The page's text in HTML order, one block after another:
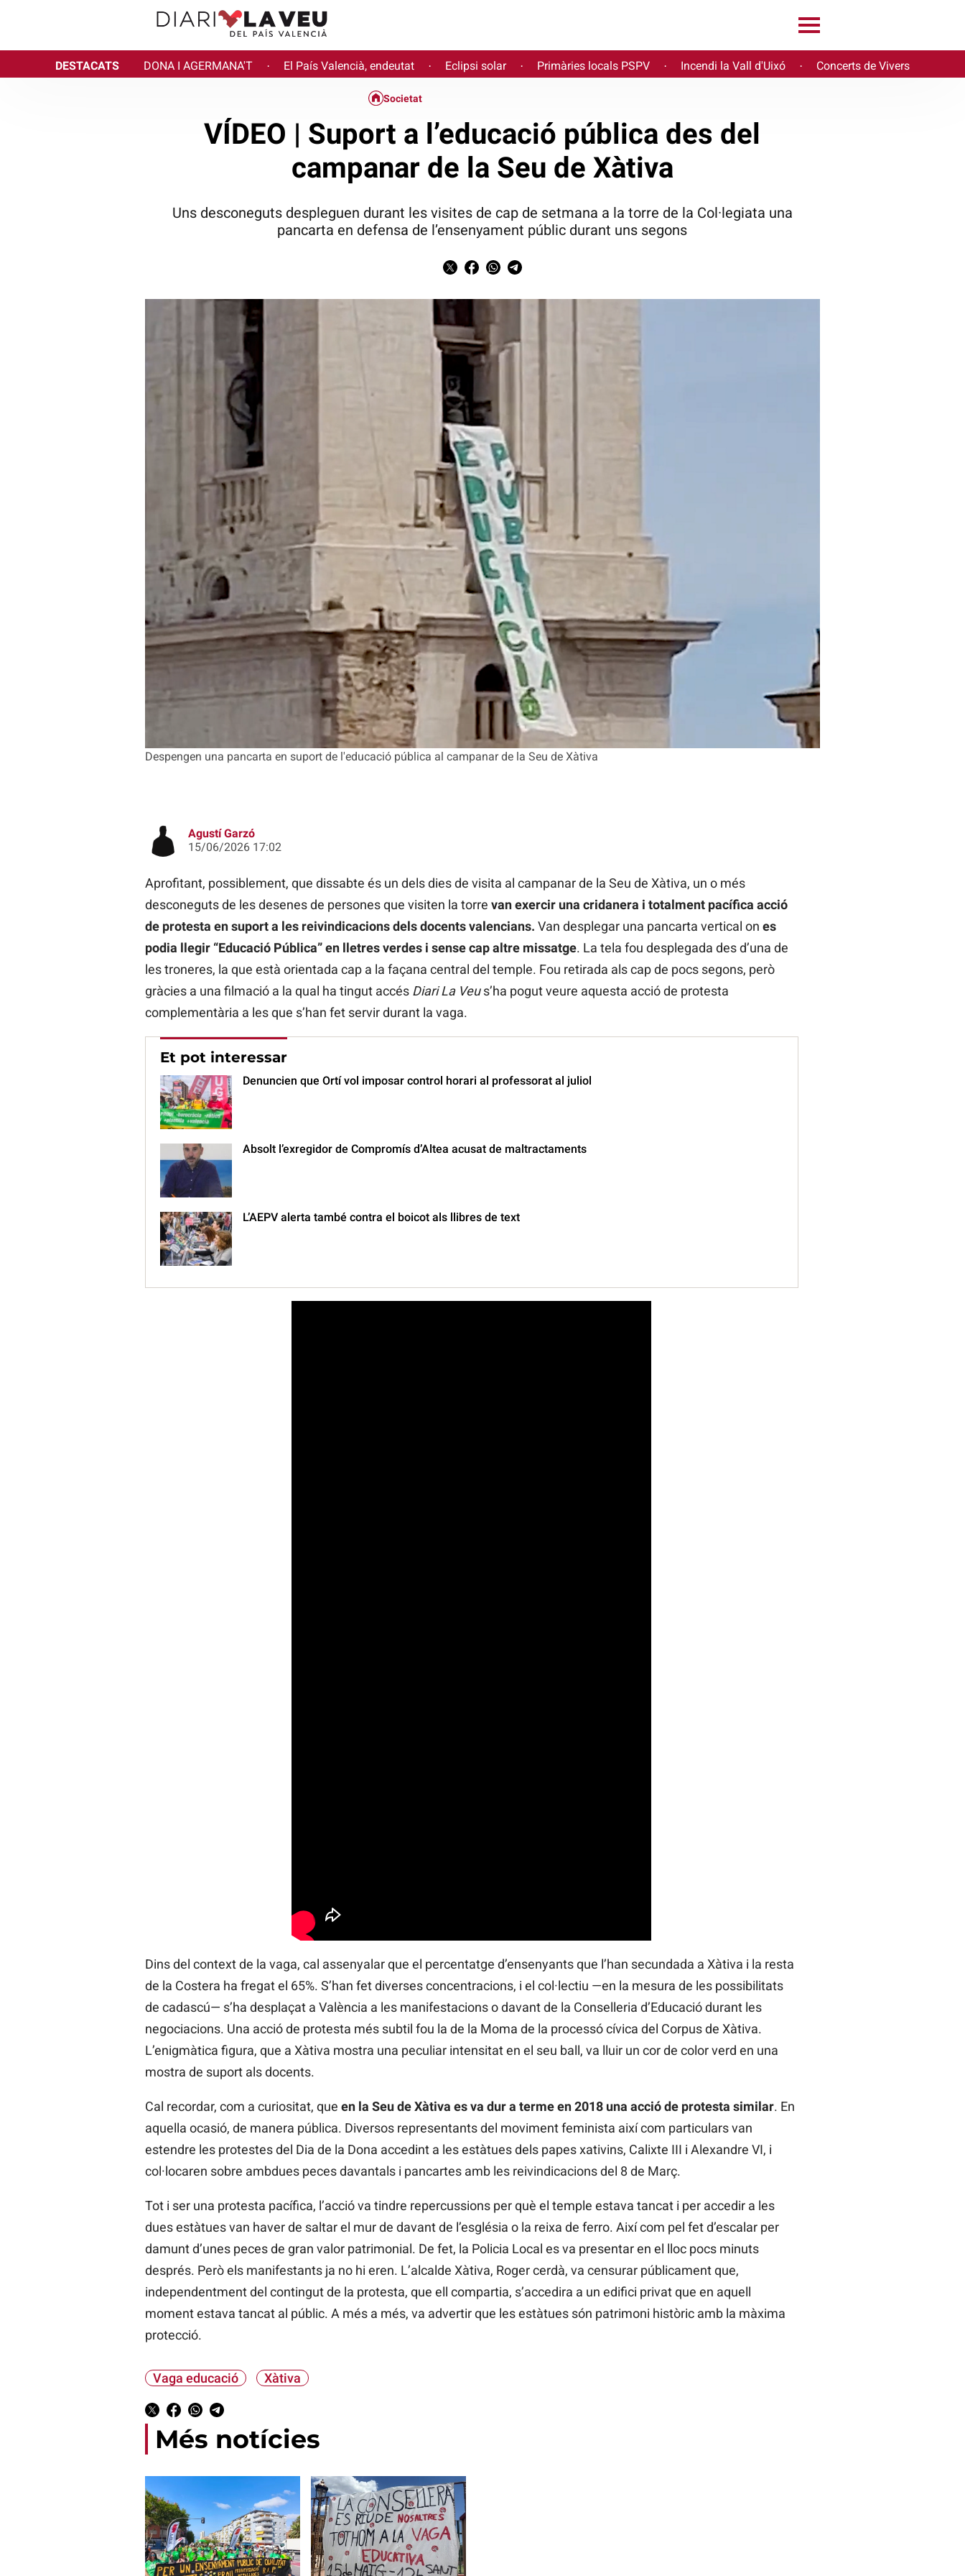
DESTACATS DONA I AGERMANA'T · El País Valencià, endeutat · Eclipsi solar · Primàries locals PSPV · Incendi la Vall d'Uixó · Concerts de Vivers
Despengen una pancarta en suport de l'educació pública al campanar de la Seu de Xàtiva
Societat
VÍDEO | Suport a l’educació pública des del
campanar de la Seu de Xàtiva
Uns desconeguts despleguen durant les visites de cap de setmana a la torre de la Col·legiata una
pancarta en defensa de l’ensenyament públic durant uns segons
Agustí Garzó
15/06/2026 17:02
Aprofitant, possiblement, que dissabte és un dels dies de visita al campanar de la Seu de Xàtiva, un o més
desconeguts de les desenes de persones que visiten la torre van exercir una cridanera i totalment pacífica acció
de protesta en suport a les reivindicacions dels docents valencians. Van desplegar una pancarta vertical on es
podia llegir “Educació Pública” en lletres verdes i sense cap altre missatge. La tela fou desplegada des d’una de
les troneres, la que està orientada cap a la façana central del temple. Fou retirada als cap de pocs segons, però
gràcies a una filmació a la qual ha tingut accés Diari La Veus’ha pogut veure aquesta acció de protesta
complementària a les que s’han fet servir durant la vaga.
Et pot interessar
Denuncien que Ortí vol imposar control horari al professorat al juliol
Absolt l’exregidor de Compromís d’Altea acusat de maltractaments
L’AEPV alerta també contra el boicot als llibres de text
Dins del context de la vaga, cal assenyalar que el percentatge d’ensenyants que l’han secundada a Xàtiva i la resta
de la Costera ha fregat el 65%. S’han fet diverses concentracions, i el col·lectiu —en la mesura de les possibilitats
de cadascú— s’ha desplaçat a València a les manifestacions o davant de la Conselleria d’Educació durant les
negociacions. Una acció de protesta més subtil fou la de la Moma de la processó cívica del Corpus de Xàtiva.
L’enigmàtica figura, que a Xàtiva mostra una peculiar intensitat en el seu ball, va lluir un cor de color verd en una
mostra de suport als docents.
Cal recordar, com a curiositat, que en la Seu de Xàtiva es va dur a terme en 2018 una acció de protesta similar. En
aquella ocasió, de manera pública. Diversos representants del moviment feminista així com particulars van
estendre les protestes del Dia de la Dona accedint a les estàtues dels papes xativins, Calixte III i Alexandre VI, i
col·locaren sobre ambdues peces davantals i pancartes amb les reivindicacions del 8 de Març.
Tot i ser una protesta pacífica, l’acció va tindre repercussions per què el temple estava tancat i per accedir a les
dues estàtues van haver de saltar el mur de davant de l’església o la reixa de ferro. Així com pel fet d’escalar per
damunt d’unes peces de gran valor patrimonial. De fet, la Policia Local es va presentar en el lloc pocs minuts
després. Però els manifestants ja no hi eren. L’alcalde Xàtiva, Roger cerdà, va censurar públicament que,
independentment del contingut de la protesta, que ell compartia, s’accedira a un edifici privat que en aquell
moment estava tancat al públic. A més a més, va advertir que les estàtues són patrimoni històric amb la màxima
protecció.
Vaga educació Xàtiva
Més notícies